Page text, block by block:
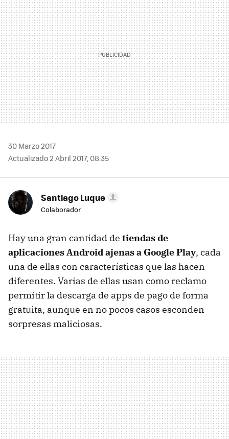
30 Marzo 2017
Actualizado 2 Abril 2017, 08:35
Santiago Luque
Colaborador
Hay una gran cantidad de tiendas de
aplicaciones Android ajenas a Google Play, cada
una de ellas con características que las hacen
diferentes. Varias de ellas usan como reclamo
permitir la descarga de apps de pago de forma
gratuita, aunque en no pocos casos esconden
sorpresas maliciosas.